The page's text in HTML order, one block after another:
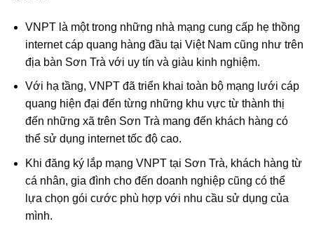
VNPT là một trong những nhà mạng cung cấp hẹ thồng
internet cáp quang hàng đầu tại Việt Nam cũng như trên
địa bàn Sơn Trà với uy tín và giàu kinh nghiệm.
Với hạ tầng, VNPT đã triển khai toàn bộ mạng lưới cáp
quang hiện đại đến từng những khu vực từ thành thị
đến những xã trên Sơn Trà mang đến khách hàng có
thể sử dụng internet tốc độ cao.
Khi đăng ký lắp mạng VNPT tại Sơn Trà, khách hàng từ
cá nhân, gia đình cho đến doanh nghiệp cũng có thể
lựa chọn gói cước phù hợp với nhu cầu sử dụng của
mình.